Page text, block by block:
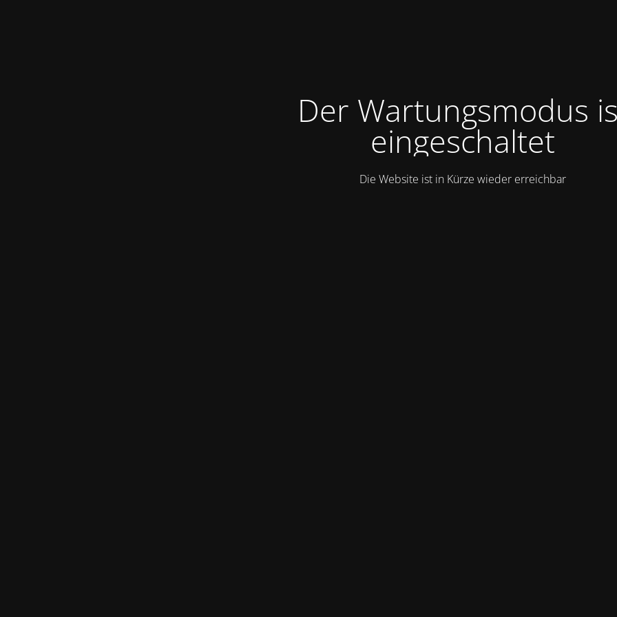
Der Wartungsmodus
eingeschaltet
Die Website ist in Kürze wieder erreichbar